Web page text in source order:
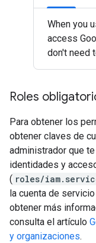
When you
access
don't need
Roles
Para obtener los
obtener claves de
administrador que
identidades y
( roles/
la cuenta de
obtener más
consulta el artículo
y organizaciones.